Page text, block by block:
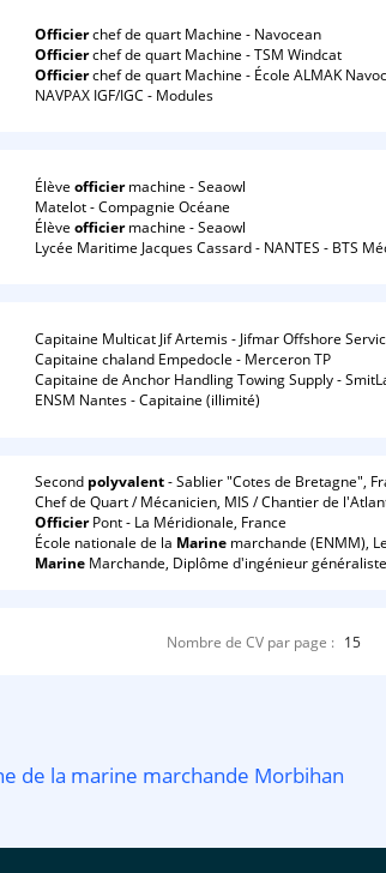
Officierchef de quart Machine - Navocean
Officierchef de quart Machine - TSM Windcat
Officierchef de quart Machine - École ALMAK
NAVPAX IGF/IGC - Modules
Élèveofficiermachine - Seaowl
Matelot - Compagnie Océane
Élèveofficiermachine - Seaowl
Lycée Maritime Jacques Cassard - NANTES - BTS
Capitaine Multicat Jif Artemis - Jifmar Offshore
Capitaine chaland Empedocle - Merceron TP
Capitaine de Anchor Handling Towing Supply -
ENSM Nantes - Capitaine (illimité)
Second polyvalent- Sablier "Cotes de Bretagne",
Chef de Quart / Mécanicien, MIS / Chantier de
OfficierPont - La Méridionale, France
École nationale de la Marine marchande (ENMM),
Marine Marchande, Diplôme d'ingénieur généraliste
Nombre de CV par page : 15
de la marine marchande Morbihan